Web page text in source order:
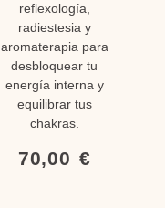
reflexología,
radiestesia y
aromaterapia para
desbloquear tu
energía interna y
equilibrar tus
chakras.
70,00 €